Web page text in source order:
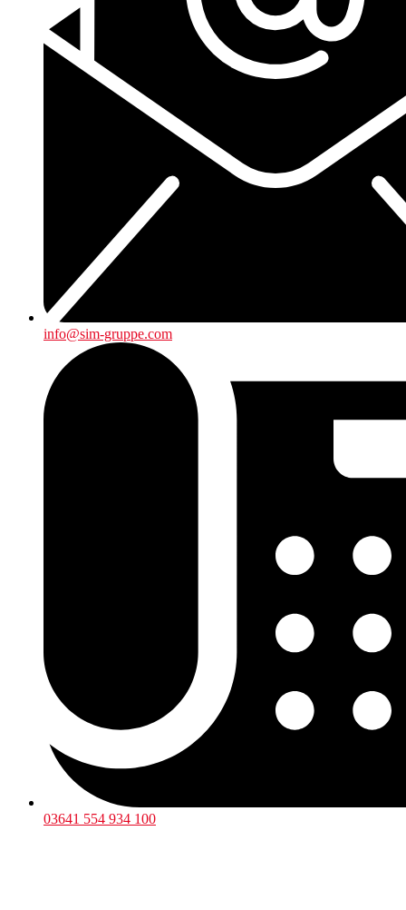
info@sim-gruppe.com
03641 554 934 100